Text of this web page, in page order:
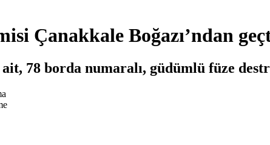
Çanakkale Boğazı’ndan
ait, 78 borda numaralı, güdümlü füze